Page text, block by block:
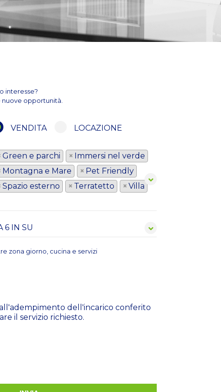
interesse?
opportunità.
VENDITA LOCAZIONE
Green e parchi × Immersi nel verde
Montagna e Mare × Pet Friendly
Spazio esterno × Terratetto × Villa
zona giorno, cucina e servizi
dell'incarico conferito
il servizio richiesto.